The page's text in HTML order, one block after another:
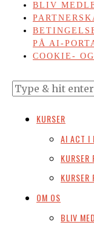
BLIV
PÅ AI-
COOKIE-
KURSER
AI ACT I
KURSER
KURSER
OM OS
BLIV